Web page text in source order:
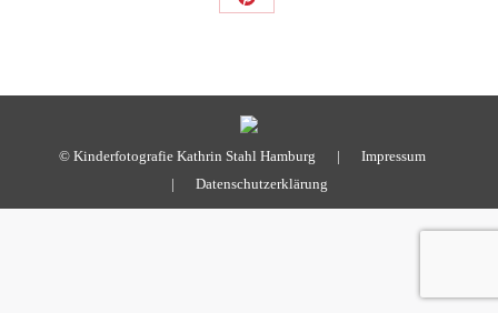
Share
© Kinderfotografie Kathrin Stahl Hamburg | Impressum
| Datenschutzerklärung